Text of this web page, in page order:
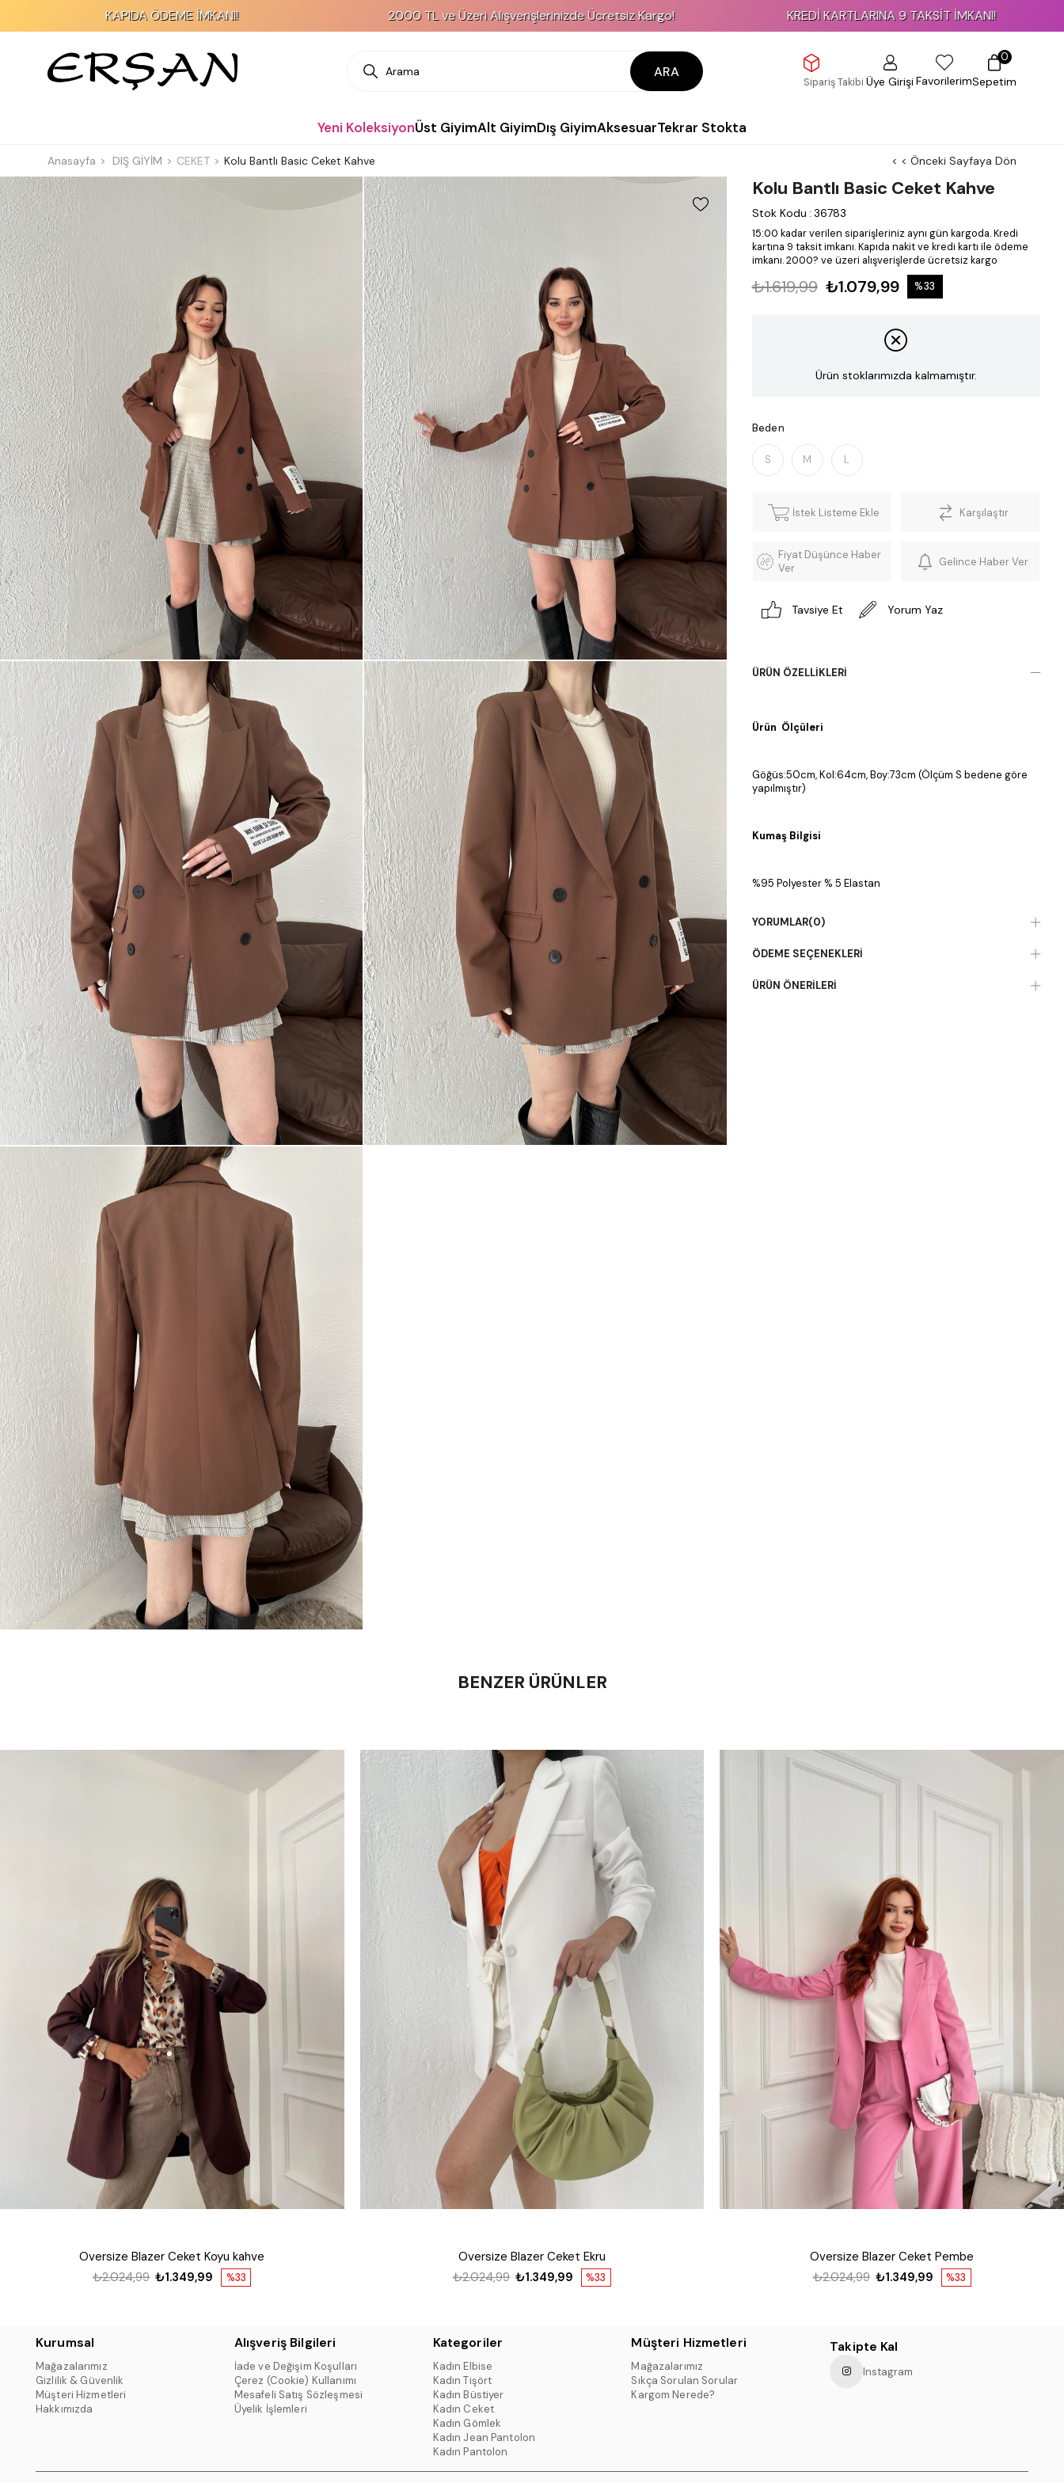
KAPIDA ÖDEME İMKANI! 2000 TL ve Üzeri Alışverişlerinizde Ücretsiz Kargo! KREDİ KARTLARINA 9 TAKSİT İMKANI!
ARA
Sipariş Takibi Üye GirişiFavorilerimSepetim
0
Yeni KoleksiyonÜst GiyimAlt GiyimDış GiyimAksesuarTekrar Stokta
Anasayfa DIŞ GİYİM CEKET Kolu Bantlı Basic Ceket Kahve < < Önceki Sayfaya Dön
Kolu Bantlı Basic Ceket Kahve
Stok Kodu : 36783
15:00 kadar verilen siparişleriniz aynı gün kargoda. Kredi
kartına 9 taksit imkanı. Kapıda nakit ve kredi kartı ile ödeme
imkanı. 2000? ve üzeri alışverişlerde ücretsiz kargo
₺1.619,99 ₺1.079,99 %33
Ürün stoklarımızda kalmamıştır.
Beden
S M L
İstek Listeme Ekle Karşılaştır
Fiyat Düşünce Haber
Ver
Gelince Haber Ver
Tavsiye Et Yorum Yaz
ÜRÜN ÖZELLIKLERI
Ürün Ölçüleri
Göğüs:50cm, Kol:64cm, Boy:73cm (Ölçüm S bedene göre
yapılmıştır)
Kumaş Bilgisi
%95 Polyester % 5 Elastan
YORUMLAR(0)
ÖDEME SEÇENEKLERI
ÜRÜN ÖNERILERI
BENZER ÜRÜNLER
Oversize Blazer Ceket Koyu kahve
%33
₺1.349,99
₺2.024,99
Oversize Blazer Ceket Ekru
%33
₺1.349,99
₺2.024,99
Oversize Blazer Ceket Pembe
%33
₺1.349,99
₺2.024,99
Kurumsal
Mağazalarımız
Gizlilik & Güvenlik
Müşteri Hizmetleri
Hakkımızda
Alışveriş Bilgileri
İade ve Değişim Koşulları
Çerez (Cookie) Kullanımı
Mesafeli Satış Sözleşmesi
Üyelik İşlemleri
Kategoriler
Kadın Elbise
Kadın Tişört
Kadın Büstiyer
Kadın Ceket
Kadın Gömlek
Kadın Jean Pantolon
Kadın Pantolon
Müşteri Hizmetleri
Mağazalarımız
Sıkça Sorulan Sorular
Kargom Nerede?
Takipte Kal
Instagram